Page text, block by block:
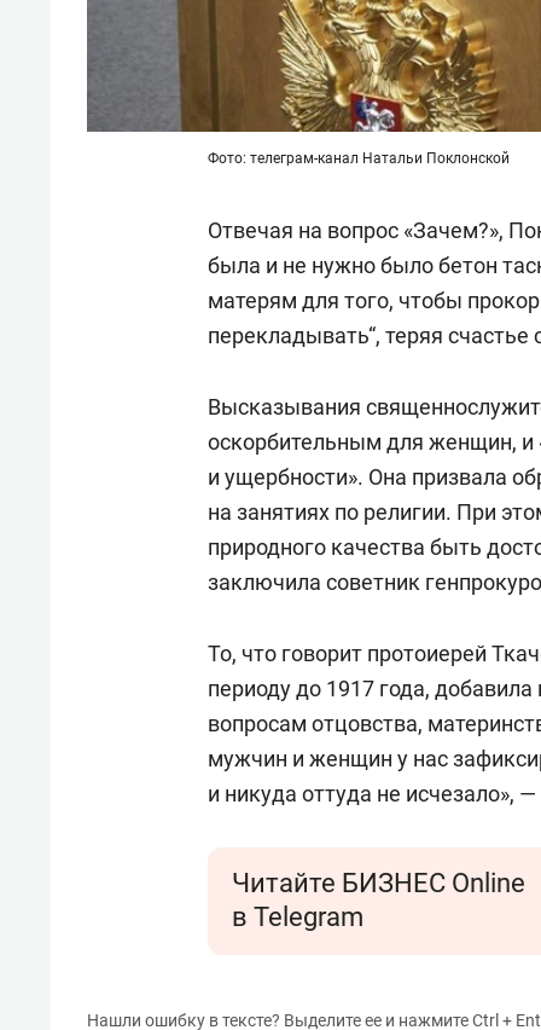
Фото: телеграм-канал Натальи Поклонской
Отвечая на вопрос «Зачем?»,
была и не нужно было бетон
матерям для того, чтобы
перекладывать“, теряя счастье
Высказывания
оскорбительным для женщин, и
и ущербности». Она призвала
на занятиях по религии. При
природного качества быть
заключила советник
То, что говорит протоиерей
периоду до 1917 года,
вопросам отцовства,
мужчин и женщин у нас
и никуда оттуда не исчезало»,
Читайте БИЗНЕС Online
в Telegram
Нашли ошибку в тексте? Выделите ее и нажмите Ctrl +